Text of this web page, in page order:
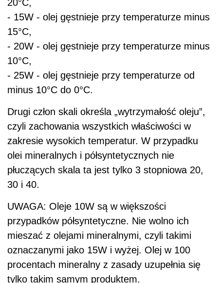
20°C,
- 15W - olej gęstnieje przy temperaturze minus
15°C,
- 20W - olej gęstnieje przy temperaturze minus
10°C,
- 25W - olej gęstnieje przy temperaturze od
minus 10°C do 0°C.
Drugi człon skali określa „wytrzymałość oleju”,
czyli zachowania wszystkich właściwości w
zakresie wysokich temperatur. W przypadku
olei mineralnych i półsyntetycznych nie
płuczących skala ta jest tylko 3 stopniowa 20,
30 i 40.
UWAGA: Oleje 10W są w większości
przypadków półsyntetyczne. Nie wolno ich
mieszać z olejami mineralnymi, czyli takimi
oznaczanymi jako 15W i wyżej. Olej w 100
procentach mineralny z zasady uzupełnia się
tylko takim samym produktem.